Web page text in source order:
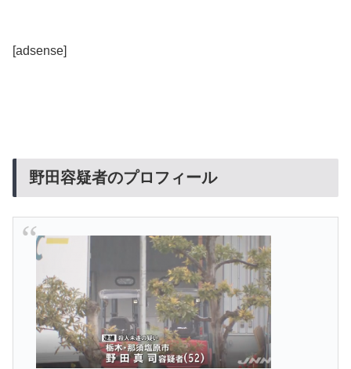
[adsense]
野田容疑者のプロフィール